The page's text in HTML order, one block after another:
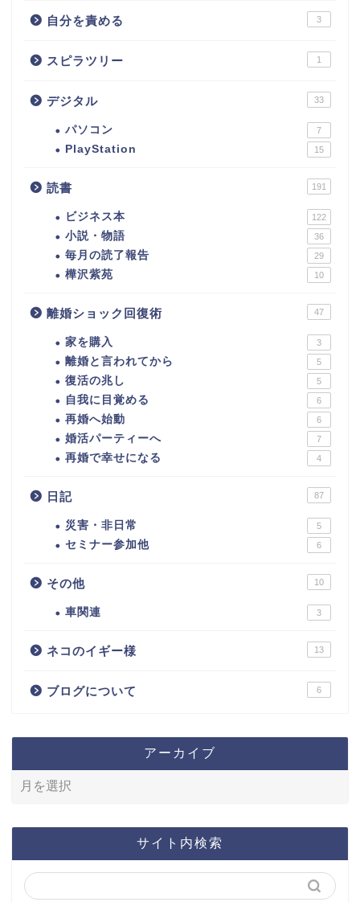
自分を責める 3
スピラツリー 1
デジタル 33
パソコン 7
PlayStation 15
読書 191
ビジネス本 122
小説・物語 36
毎月の読了報告 29
樺沢紫苑 10
離婚ショック回復術 47
家を購入 3
離婚と言われてから 5
復活の兆し 5
自我に目覚める 6
再婚へ始動 6
婚活パーティーへ 7
再婚で幸せになる 4
日記 87
災害・非日常 5
セミナー参加他 6
その他 10
車関連 3
ネコのイギー様 13
ブログについて 6
アーカイブ
サイト内検索